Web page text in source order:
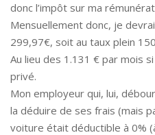
donc l’impôt sur ma
Mensuellement donc, je
299,97€, soit au taux plein
Au lieu des 1.131 € par mois
privé.
Mon employeur qui, lui,
la déduire de ses frais (mais
voiture était déductible à 0%